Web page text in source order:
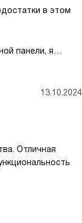
в этом
панели, я
и рамка из
внешний вид.
в
позволяют мне
семьи,
Она
бульон. А
панелью
13.10.2024
Отличная